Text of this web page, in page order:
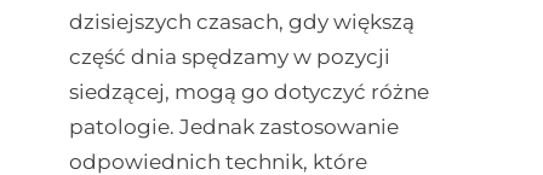
dzisiejszych czasach, gdy większą
część dnia spędzamy w pozycji
siedzącej, mogą go dotyczyć różne
patologie. Jednak zastosowanie
odpowiednich technik, które